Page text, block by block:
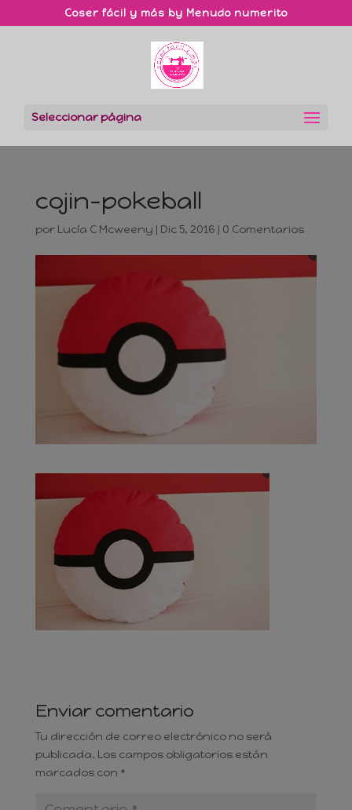
Coser fácil y más by Menudo numerito
Seleccionar página
cojin-pokeball
por Lucía C Mcweeny | Dic 5, 2016 | 0 Comentarios
Enviar comentario
Tu dirección de correo electrónico no será
publicada. Los campos obligatorios están
marcados con *